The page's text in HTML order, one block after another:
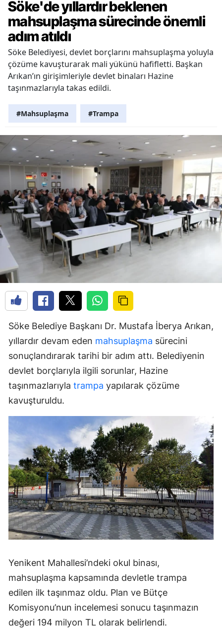
Söke'de yıllardır beklenen
mahsuplaşma sürecinde önemli
adım atıldı
Söke Belediyesi, devlet borçlarını mahsuplaşma yoluyla
çözüme kavuşturarak mali yükünü hafifletti. Başkan
Arıkan’ın girişimleriyle devlet binaları Hazine
taşınmazlarıyla takas edildi.
#Mahsuplaşma #Trampa
Söke Belediye Başkanı Dr. Mustafa İberya Arıkan,
yıllardır devam eden mahsuplaşma sürecini
sonuçlandırarak tarihi bir adım attı. Belediyenin
devlet borçlarıyla ilgili sorunlar, Hazine
taşınmazlarıyla trampa yapılarak çözüme
kavuşturuldu.
Yenikent Mahallesi’ndeki okul binası,
mahsuplaşma kapsamında devletle trampa
edilen ilk taşınmaz oldu. Plan ve Bütçe
Komisyonu’nun incelemesi sonucu taşınmazın
değeri 194 milyon TL olarak belirlendi.